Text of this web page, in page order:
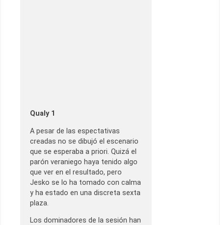
Qualy 1
A pesar de las espectativas
creadas no se dibujó el escenario
que se esperaba a priori. Quizá el
parón veraniego haya tenido algo
que ver en el resultado, pero
Jesko se lo ha tomado con calma
y ha estado en una discreta sexta
plaza.
Los dominadores de la sesión han